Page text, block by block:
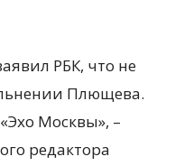
РБК, что не
Плющева.
Москвы», –
редактора